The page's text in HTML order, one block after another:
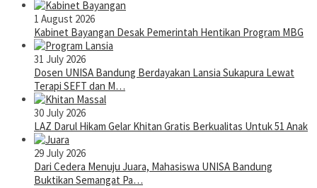
1 August 2026
Kabinet Bayangan Desak Pemerintah Hentikan Program MBG
31 July 2026
Dosen UNISA Bandung Berdayakan Lansia Sukapura Lewat
Terapi SEFT dan M…
30 July 2026
LAZ Darul Hikam Gelar Khitan Gratis Berkualitas Untuk 51 Anak
29 July 2026
Dari Cedera Menuju Juara, Mahasiswa UNISA Bandung
Buktikan Semangat Pa…